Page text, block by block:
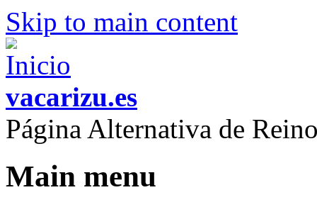
Skip to main content
vacarizu.es
Página Alternativa de
Main menu